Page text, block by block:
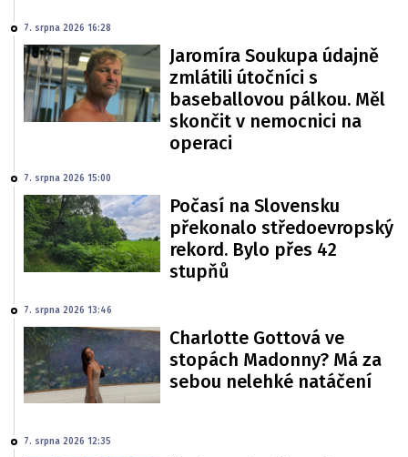
7. srpna 2026 16:28
Jaromíra Soukupa údajně
zmlátili útočníci s
baseballovou pálkou. Měl
skončit v nemocnici na
operaci
7. srpna 2026 15:00
Počasí na Slovensku
překonalo středoevropský
rekord. Bylo přes 42
stupňů
7. srpna 2026 13:46
Charlotte Gottová ve
stopách Madonny? Má za
sebou nelehké natáčení
7. srpna 2026 12:35